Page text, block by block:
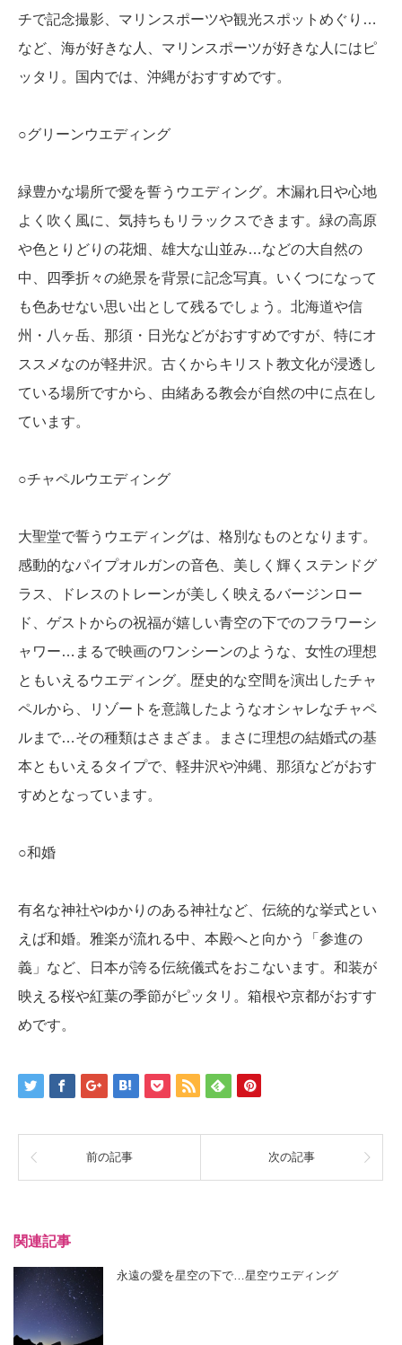
チで記念撮影、マリンスポーツや観光スポットめぐり…
など、海が好きな人、マリンスポーツが好きな人にはピ
ッタリ。国内では、沖縄がおすすめです。
○グリーンウエディング
緑豊かな場所で愛を誓うウエディング。木漏れ日や心地
よく吹く風に、気持ちもリラックスできます。緑の高原
や色とりどりの花畑、雄大な山並み…などの大自然の
中、四季折々の絶景を背景に記念写真。いくつになって
も色あせない思い出として残るでしょう。北海道や信
州・八ヶ岳、那須・日光などがおすすめですが、特にオ
ススメなのが軽井沢。古くからキリスト教文化が浸透し
ている場所ですから、由緒ある教会が自然の中に点在し
ています。
○チャペルウエディング
大聖堂で誓うウエディングは、格別なものとなります。
感動的なパイプオルガンの音色、美しく輝くステンドグ
ラス、ドレスのトレーンが美しく映えるバージンロー
ド、ゲストからの祝福が嬉しい青空の下でのフラワーシ
ャワー…まるで映画のワンシーンのような、女性の理想
ともいえるウエディング。歴史的な空間を演出したチャ
ペルから、リゾートを意識したようなオシャレなチャペ
ルまで…その種類はさまざま。まさに理想の結婚式の基
本ともいえるタイプで、軽井沢や沖縄、那須などがおす
すめとなっています。
○和婚
有名な神社やゆかりのある神社など、伝統的な挙式とい
えば和婚。雅楽が流れる中、本殿へと向かう「参進の
義」など、日本が誇る伝統儀式をおこないます。和装が
映える桜や紅葉の季節がピッタリ。箱根や京都がおすす
めです。
前の記事 次の記事
関連記事
永遠の愛を星空の下で…星空ウエディング